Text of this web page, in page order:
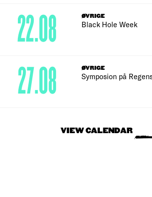
ØVRIGE
Black Hole Week
22.08
ØVRIGE
Symposion på
27.08
VIEW CALENDAR